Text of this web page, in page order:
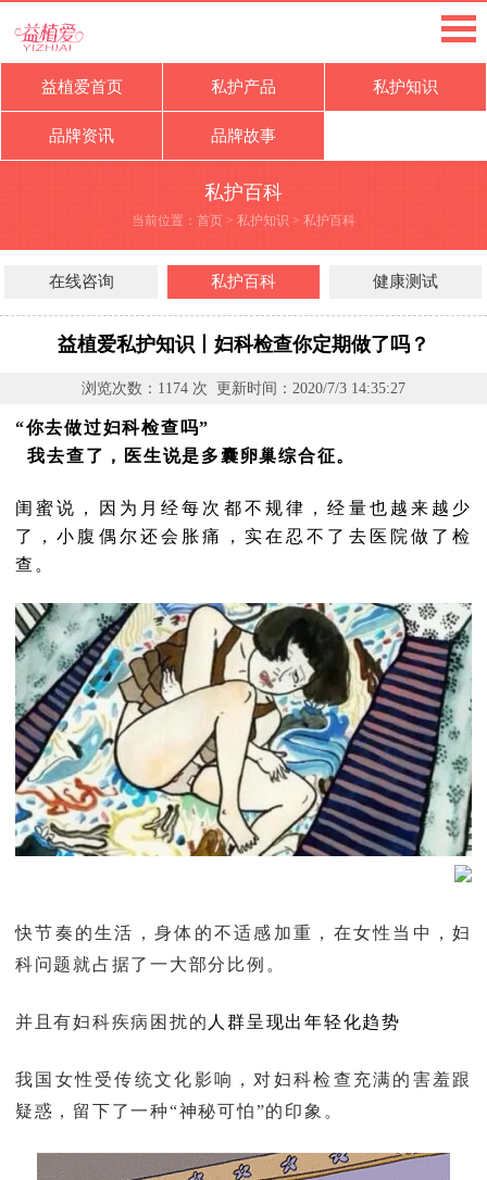
益植爱首页 私护产品 私护知识
品牌资讯 品牌故事
私护百科
当前位置： 首页 > 私护知识 > 私护百科
在线咨询 私护百科 健康测试
益植爱私护知识丨妇科检查你定期做了吗？
浏览次数： 1174 次 更新时间： 2020/7/3 14:35:27
“你去做过妇科检查吗”
我去查了，医生说是多囊卵巢综合征。
闺蜜说，因为月经每次都不规律，经量也越来越少
了，小腹偶尔还会胀痛，实在忍不了去医院做了检
查。
快节奏的生活，身体的不适感加重，在女性当中，妇
科问题就占据了一大部分比例。
并且有妇科疾病困扰的 人群呈现出年轻化趋势
我国女性受传统文化影响，对妇科检查充满的害羞跟
疑惑，留下了一种“神秘可怕”的印象。